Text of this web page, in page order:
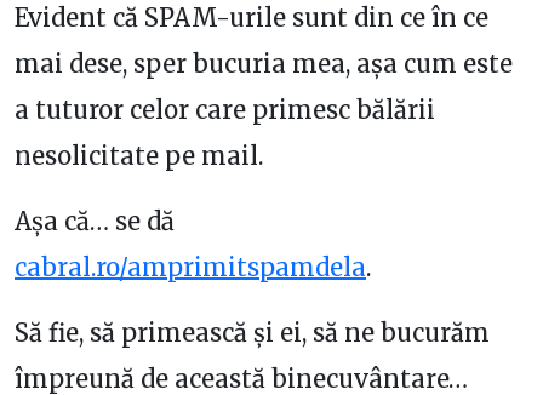
Evident că SPAM-urile sunt din ce în ce
mai dese, sper bucuria mea, așa cum este
a tuturor celor care primesc bălării
nesolicitate pe mail.
Așa că… se dă
cabral.ro/amprimitspamdela.
Să fie, să primească și ei, să ne bucurăm
împreună de această binecuvântare…